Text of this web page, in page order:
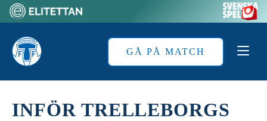
content
Home
GÅ PÅ MATCH
INFÖR TRELLEBORGS